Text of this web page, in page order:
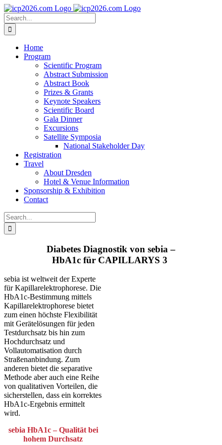
Skip
to
content
Search
for:
Home
Program
Scientific Program
Abstract Submission
Abstract Book
Prizes & Grants
Keynote Speakers
Scientific Board
Gala Dinner
Excursions
Satellite Symposia
National Stakeholder Day
Registration
Travel
About Dresden
Hotel & Venue Information
Sponsorship & Exhibition
Contact
Search
for:
Diabetes Diagnostik von sebia –
HbA1c für CAPILLARYS 3
sebia ist weltweit der Experte
für Kapillarelektrophorese. Die
HbA1c-Bestimmung mittels
Kapillarelektrophorese bietet
zum einen höchste Flexibilität
mit Gerätelösungen für jeden
Testdurchsatz bis hin zum
Hochdurchsatz und
Vollautomatisation durch
Straßenanbindung. Zum
anderen bietet die separative
Methode aber auch eine Reihe
von qualitativen Vorteilen, die
sicherstellen, dass ein korrektes
HbA1c-Ergebnis ermittelt
wird.
sebia HbA1c – Qualität bei
hohem Durchsatz